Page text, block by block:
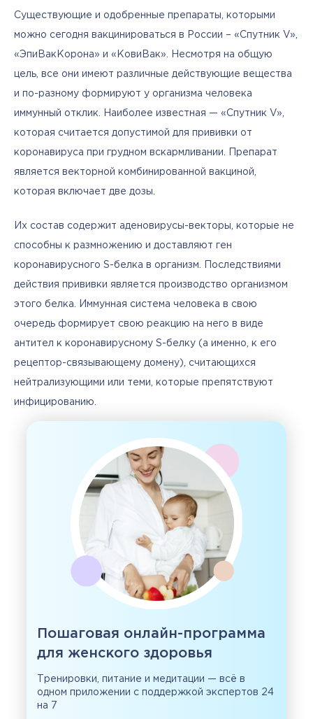
Существующие и одобренные препараты, которыми
можно сегодня вакцинироваться в России – «Спутник V»,
«ЭпиВакКорона» и «КовиВак». Несмотря на общую
цель, все они имеют различные действующие вещества
и по-разному формируют у организма человека
иммунный отклик. Наиболее известная — «Спутник V»,
которая считается допустимой для прививки от
коронавируса при грудном вскармливании. Препарат
является векторной комбинированной вакциной,
которая включает две дозы.
Их состав содержит аденовирусы-векторы, которые не
способны к размножению и доставляют ген
коронавирусного S-белка в организм. Последствиями
действия прививки является производство организмом
этого белка. Иммунная система человека в свою
очередь формирует свою реакцию на него в виде
антител к коронавирусному S-белку (а именно, к его
рецептор-связывающему домену), считающихся
нейтрализующими или теми, которые препятствуют
инфицированию.
Пошаговая онлайн-программа
для женского здоровья
Тренировки, питание и медитации — всё в
одном приложении с поддержкой экспертов 24
на 7